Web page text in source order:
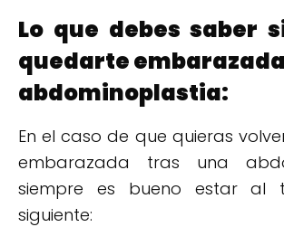
Lo que debes saber
quedarte
abdominoplastia:
En el caso de que quieras
embarazada tras una
siempre es bueno estar al
siguiente: